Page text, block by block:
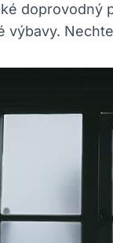
doprovodný
výbavy.